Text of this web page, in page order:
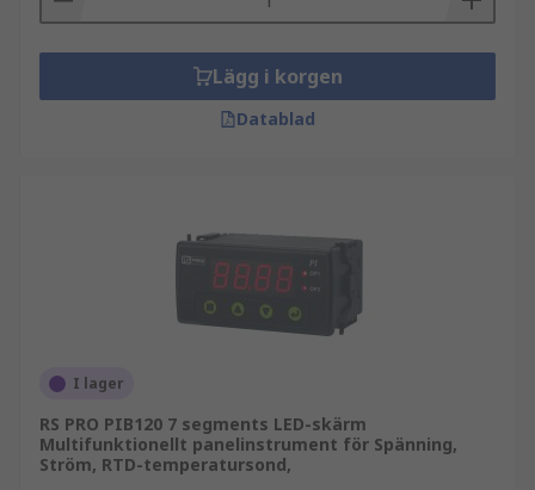
Lägg i korgen
Datablad
I lager
RS PRO PIB120 7 segments LED-skärm
Multifunktionellt panelinstrument för Spänning,
Ström, RTD-temperatursond,